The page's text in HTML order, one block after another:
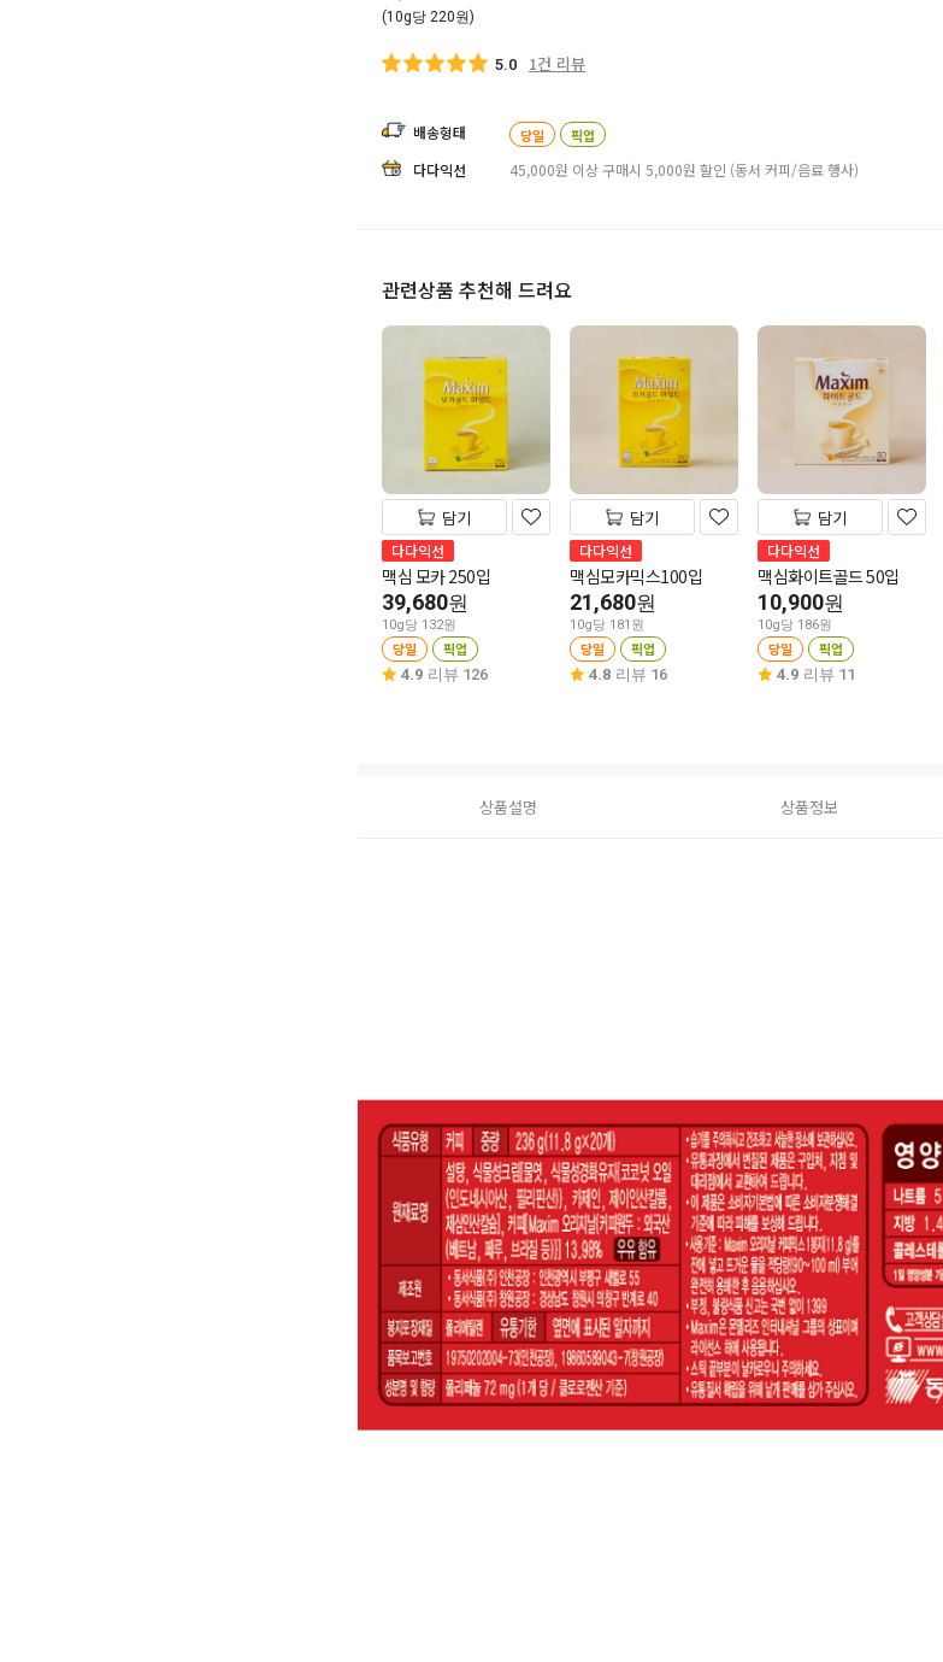
(10g당 220원)
5.0 1건 리뷰
배송형태 당일 픽업
다다익선 45,000원 이상 구매시 5,000원 할인 (동서 커피/음료 행사)
관련상품 추천해 드려요
담기
다다익선
맥심 모카 250입
39,680원
10g당 132원
당일 픽업
4.9 리뷰 126
담기
다다익선
맥심모카믹스100입
21,680원
10g당 181원
당일 픽업
4.8 리뷰 16
담기
다다익선
맥심화이트골드 50입
10,900원
10g당 186원
당일 픽업
4.9 리뷰 11
상품설명 상품정보